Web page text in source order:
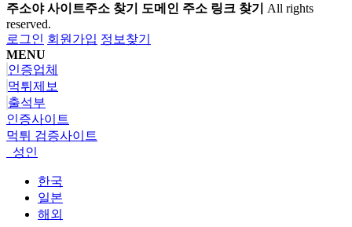
주소야 사이트주소 찾기 도메인 주소 링크 찾기 All rights
reserved.
로그인 회원가입 정보찾기
MENU
인증업체
먹튀제보
출석부
인증사이트
먹튀 검증사이트
성인
한국
일본
해외